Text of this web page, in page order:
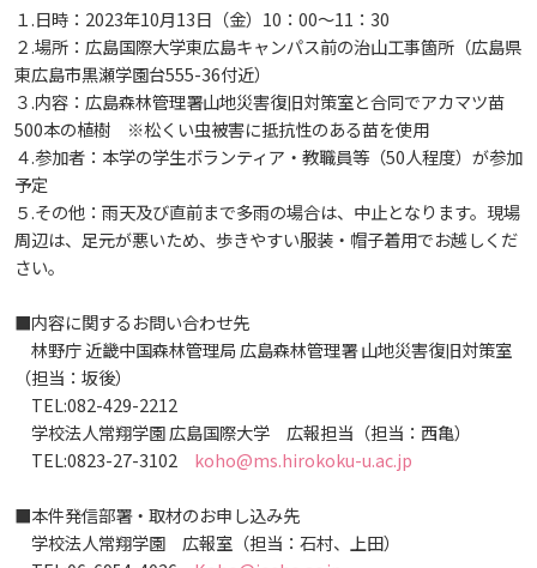
カリキュラム・ポリシー（2016～2019年度保健医
療・総合リハ・医療福祉・医療経営・看護）
カリキュラム・ポリシー（2016～2019年度心理・
薬・医療栄養）
カリキュラム・ポリシー（大学院対象）
ディプロマ・ポリシー（2016～2019年度入学生）
ディプロマ・ポリシー（2015年度以前入学生）
大学院ディプロマ・ポリシー（2020年度以前入学
生）
学長メッセージ
大学章と大学旗
UI（ユニバーシティ・アイデンティティ）
大学歌
学園・姉妹校のご案内
臨床教授制度について
教職課程について
自己点検・評価
大学機関別認証評価
理学療法士・作業療法士教員資格及び教育内容等の
自己評価書
大学院実践臨床心理学専攻 自己点検・評価報告書
大学院薬学研究科 自己点検・評価報告書
文部科学省への設置認可・届出書類・履行状況報
告書
高等教育の修学支援新制度
ガバナンス・コード
受講生授業アンケート結果
卒業生・進路先 調査結果
宿泊施設
東広島キャンパス
呉キャンパス
基盤教育センター
基盤教育センターでの教育活動・概要
広国ドリル
入学予定者へのお知らせ
入学準備学習プログラム
専門職連携教育センター
広国IPEの授業について
広国IPE用語集
情報メディアラーニングセンター
情報端末の必携化について
ICTサポート
図書館
図書館概要
情報センター
ラーニング・コモンズ
研究倫理
連携・協定について
研究情報の公開について（オプトアウト）
子ども向け体験講座 過去の開講コース
科目等履修生制度
広島国際大学Town＆Gownoffice東広島
健幸ステーション
広国市民大学
広国市民大学とは
広国市民大学（市民カレッジ）学生募集
広国市民大学（地域交流カレッジ）学生募集
広国市民大学 過去の開講コース
しあわせ健康センター
大学見学・体験をご希望の方（一般の団体様）
学生短期海外研修
海外専門研修
国際交流イベント
アジア介護・福祉教育研修センター
JP（日本語） EN（英語） CH（中国語）
１.日時：2023年10月13日（金）10：00～11：30
２.場所：広島国際大学東広島キャンパス前の治山工事箇所（広島県
東広島市黒瀬学園台555-36付近）
３.内容：広島森林管理署山地災害復旧対策室と合同でアカマツ苗
500本の植樹 ※松くい虫被害に抵抗性のある苗を使用
４.参加者：本学の学生ボランティア・教職員等（50人程度）が参加
予定
５.その他：雨天及び直前まで多雨の場合は、中止となります。現場
周辺は、足元が悪いため、歩きやすい服装・帽子着用でお越しくだ
さい。
■内容に関するお問い合わせ先
林野庁 近畿中国森林管理局 広島森林管理署 山地災害復旧対策室
（担当：坂後）
TEL:082-429-2212
学校法人常翔学園 広島国際大学 広報担当（担当：西亀）
TEL:0823-27-3102 koho@ms.hirokoku-u.ac.jp
■本件発信部署・取材のお申し込み先
学校法人常翔学園 広報室（担当：石村、上田）
2015
2014
2013
2011
2010
2009